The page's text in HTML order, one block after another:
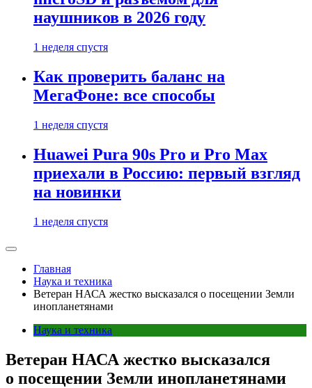
наушников в 2026 году
1 неделя спустя
Как проверить баланс на
МегаФоне: все способы
1 неделя спустя
Huawei Pura 90s Pro и Pro Max
приехали в Россию: первый взгляд
на новинки
1 неделя спустя
Главная
Наука и техника
Ветеран НАСА жестко высказался о посещении Земли
инопланетянами
Наука и техника
Ветеран НАСА жестко высказался
о посещении Земли инопланетянами